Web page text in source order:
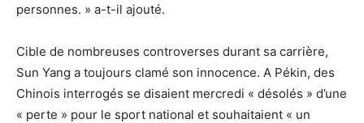
personnes. » a-t-il ajouté.
Cible de nombreuses controverses durant sa carrière,
Sun Yang a toujours clamé son innocence. A Pékin, des
Chinois interrogés se disaient mercredi « désolés » d’une
« perte » pour le sport national et souhaitaient « un